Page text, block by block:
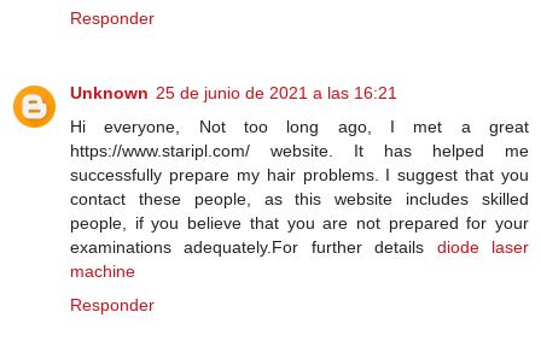
Responder
Unknown 25 de junio de 2021 a las 16:21
Hi everyone, Not too long ago, I met a great
https://www.staripl.com/ website. It has helped me
successfully prepare my hair problems. I suggest that you
contact these people, as this website includes skilled
people, if you believe that you are not prepared for your
examinations adequately.For further details diode laser
machine
Responder